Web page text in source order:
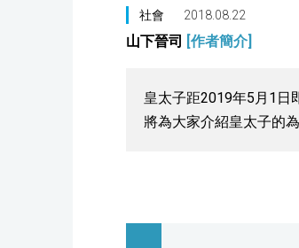
社會 2018.08.22
山下晉司 [作者簡介]
皇太子距2019年5月1日
將為大家介紹皇太子的為